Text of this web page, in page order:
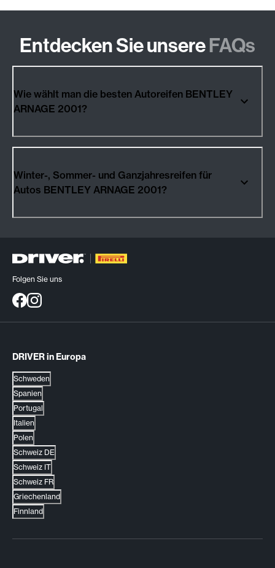
Entdecken Sie unsereFAQs
Wie wählt man die besten Autoreifen BENTLEY
ARNAGE 2001?
Winter-, Sommer- und Ganzjahresreifen für
Autos BENTLEY ARNAGE 2001?
Folgen Sie uns
DRIVER in Europa
Schweden
Spanien
Portugal
Italien
Polen
Schweiz DE
Schweiz IT
Schweiz FR
Griechenland
Finnland